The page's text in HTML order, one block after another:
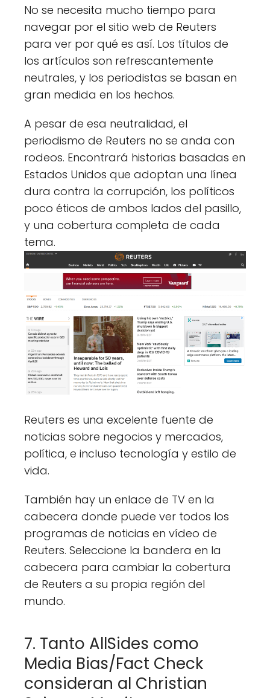
No se necesita mucho tiempo para
navegar por el sitio web de Reuters
para ver por qué es así. Los títulos de
los artículos son refrescantemente
neutrales, y los periodistas se basan en
gran medida en los hechos.
A pesar de esa neutralidad, el
periodismo de Reuters no se anda con
rodeos. Encontrará historias basadas en
Estados Unidos que adoptan una línea
dura contra la corrupción, los políticos
poco éticos de ambos lados del pasillo,
y una cobertura completa de cada
tema.
Reuters es una excelente fuente de
noticias sobre negocios y mercados,
política, e incluso tecnología y estilo de
vida.
También hay un enlace de TV en la
cabecera donde puede ver todos los
programas de noticias en vídeo de
Reuters. Seleccione la bandera en la
cabecera para cambiar la cobertura
de Reuters a su propia región del
mundo.
7. Tanto AllSides como
Media Bias/Fact Check
consideran al Christian